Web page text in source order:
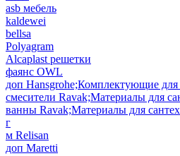
asb мебель
kaldewei
bellsa
Polyagram
Alcaplast решетки
фаянс OWL
доп Hansgrohe;Комплектующие для
смесители Ravak;Материалы для
ванны Ravak;Материалы для
г
м Relisan
доп Maretti